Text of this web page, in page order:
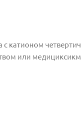
катионом
или